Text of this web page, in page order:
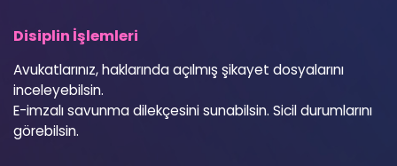
Disiplin İşlemleri
Avukatlarınız, haklarında açılmış şikayet dosyalarını
inceleyebilsin.
E-imzalı savunma dilekçesini sunabilsin. Sicil durumlarını
görebilsin.